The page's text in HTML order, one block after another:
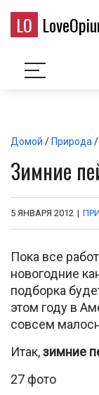
LO
Домой / Природа /
Зимние
5 ЯНВАРЯ 2012 |
Пока все
новогодние
подборка
этом году в
совсем
Итак,зимние
27 фото